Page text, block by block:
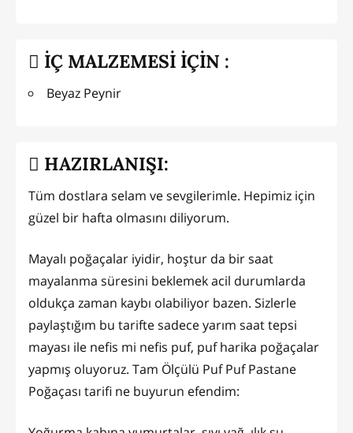
İÇ MALZEMESİ İÇİN :
Beyaz Peynir
HAZIRLANIŞI:
Tüm dostlara selam ve sevgilerimle. Hepimiz için
güzel bir hafta olmasını diliyorum.
Mayalı poğaçalar iyidir, hoştur da bir saat
mayalanma süresini beklemek acil durumlarda
oldukça zaman kaybı olabiliyor bazen. Sizlerle
paylaştığım bu tarifte sadece yarım saat tepsi
mayası ile nefis mi nefis puf, puf harika poğaçalar
yapmış oluyoruz. Tam Ölçülü Puf Puf Pastane
Poğaçası tarifi ne buyurun efendim: